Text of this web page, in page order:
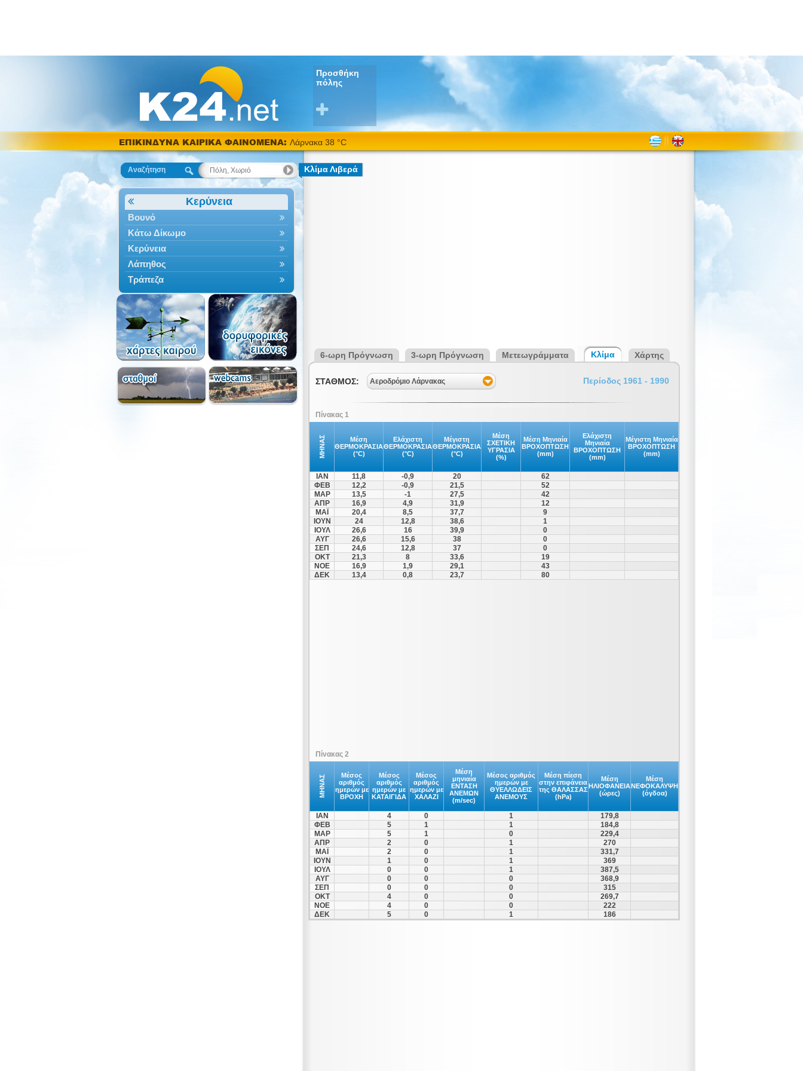
Προσθήκη
πόλης
ΕΠΙΚΙΝΔΥΝΑ ΚΑΙΡΙΚΑ ΦΑΙΝΟΜΕΝΑ: Λάρνακα 38 °C
Αναζήτηση
Κερύνεια
Βουνό
Κάτω Δίκωμο
Κερύνεια
Λάπηθος
Τράπεζα
Κλίμα Λιβερά
6-ωρη Πρόγνωση 3-ωρη Πρόγνωση Μετεωγράμματα Κλίμα Χάρτης
ΣΤΑΘΜΟΣ: Αεροδρόμιο Λάρνακας Περίοδος 1961 - 1990
Πίνακας 1
ΜΗΝΑΣ
Μέση
ΘΕΡΜΟΚΡΑΣΙΑ
(°C)
Ελάχιστη
ΘΕΡΜΟΚΡΑΣΙΑ
(°C)
Μέγιστη
ΘΕΡΜΟΚΡΑΣΙΑ
(°C)
Μέση
ΣΧΕΤΙΚΗ
ΥΓΡΑΣΙΑ
(%)
Μέση Μηνιαία
ΒΡΟΧΟΠΤΩΣΗ
(mm)
Ελάχιστη
Μηνιαία
ΒΡΟΧΟΠΤΩΣΗ
(mm)
Μέγιστη Μηνιαία
ΒΡΟΧΟΠΤΩΣΗ
(mm)
ΙΑΝ 11,8 -0,9 20
62
ΦΕΒ
12,2 -0,9 21,5
52
ΜΑΡ
13,5 -1 27,5
42
ΑΠΡ
16,9 4,9 31,9
12
ΜΑΪ
20,4 8,5 37,7
9
ΙΟΥΝ
24 12,8 38,6
1
ΙΟΥΛ
26,6 16 39,9
0
ΑΥΓ
26,6 15,6 38
0
ΣΕΠ
24,6 12,8 37
0
ΟΚΤ
21,3 8 33,6
19
ΝΟΕ
16,9 1,9 29,1
43
ΔΕΚ
13,4 0,8 23,7 80
Πίνακας 2
ΜΗΝΑΣ
Μέσος
αριθμός
ημερών με
ΒΡΟΧΗ
Μέσος
αριθμός
ημερών με
ΚΑΤΑΙΓΙΔΑ
Μέσος
αριθμός
ημερών με
ΧΑΛΑΖΙ
Μέση
μηνιαία
ΕΝΤΑΣΗ
ΑΝΕΜΩΝ
(m/sec)
Μέσος αριθμός
ημερών με
ΘΥΕΛΛΩΔΕΙΣ
ΑΝΕΜΟΥΣ
Μέση πίεση
στην επιφάνεια
της ΘΑΛΑΣΣΑΣ
(hPa)
Μέση
ΗΛΙΟΦΑΝΕΙΑ
(ώρες)
Μέση
ΝΕΦΟΚΑΛΥΨΗ
(όγδοα)
ΙΑΝ 4 0 1
179,8
ΦΕΒ
5 1 1
184,8
ΜΑΡ
5 1 0
229,4
ΑΠΡ
2 0 1
270
ΜΑΪ
2 0 1
331,7
ΙΟΥΝ
1 0 1
369
ΙΟΥΛ
0 0 1
387,5
ΑΥΓ
0 0 0
368,9
ΣΕΠ
0 0 0
315
ΟΚΤ
4 0 0
269,7
ΝΟΕ
4 0 0
222
ΔΕΚ
5 0 1 186